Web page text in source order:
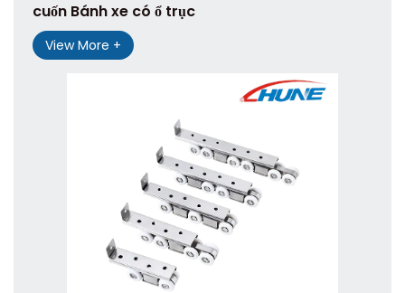
cuốn Bánh xe có ổ trục
View More +